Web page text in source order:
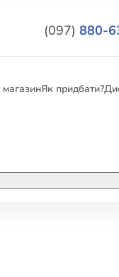
(097) 880-
Як придбати?